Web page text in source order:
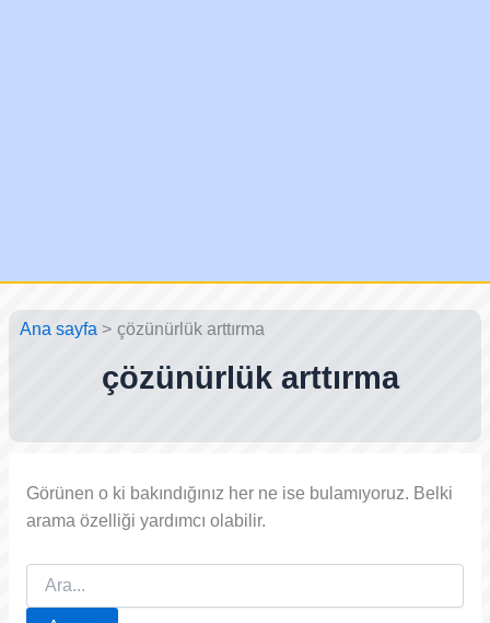
Ana sayfa çözünürlük arttırma
çözünürlük arttırma
Görünen o ki bakındığınız her ne ise bulamıyoruz. Belki
arama özelliği yardımcı olabilir.
for: